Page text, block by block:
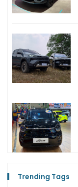
Trending Tags